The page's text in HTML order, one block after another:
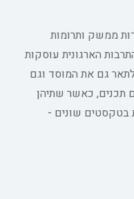
ממשק ותרומות
הארגונית עוסקות
לתאר גם את המוסד וגם
תכנים, כאשר שתיהן
בטקסטים שונים -